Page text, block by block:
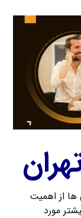
ها از اهمیت
مورد